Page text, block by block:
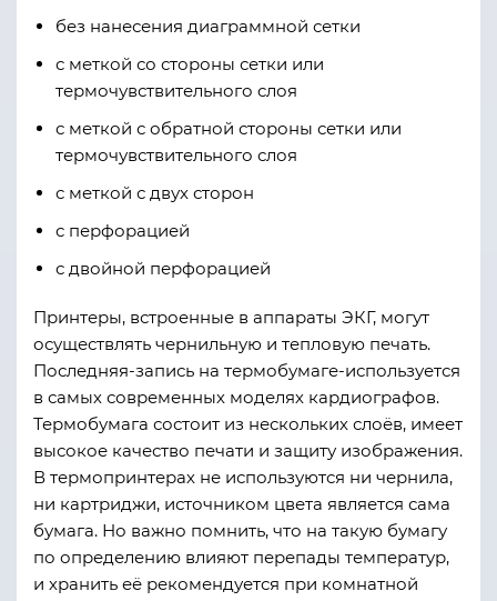
без нанесения диаграммной сетки
с меткой со стороны сетки или
термочувствительного слоя
с меткой с обратной стороны сетки или
термочувствительного слоя
с меткой с двух сторон
с перфорацией
с двойной перфорацией
Принтеры, встроенные в аппараты ЭКГ, могут
осуществлять чернильную и тепловую печать.
Последняя-запись на термобумаге-используется
в самых современных моделях кардиографов.
Термобумага состоит из нескольких слоёв, имеет
высокое качество печати и защиту изображения.
В термопринтерах не используются ни чернила,
ни картриджи, источником цвета является сама
бумага. Но важно помнить, что на такую бумагу
по определению влияют перепады температур,
и хранить её рекомендуется при комнатной